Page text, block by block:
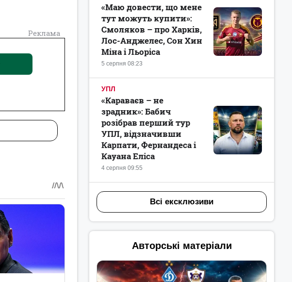
Реклама
5 серпня 08:23
«Маю довести, що мене
тут можуть купити»:
Смоляков – про Харків,
Лос-Анджелес, Сон Хин
Міна і Льоріса
УПЛ
4 серпня 09:55
«Караваєв – не
зрадник»: Бабич
розібрав перший тур
УПЛ, відзначивши
Карпати, Фернандеса і
Кауана Еліса
Всі ексклюзиви
Авторські матеріали